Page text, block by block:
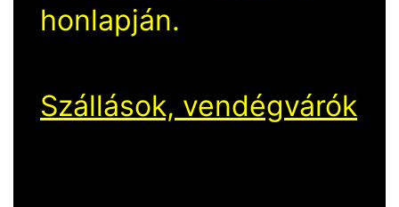
honlapján.
Szállások, vendégvárók